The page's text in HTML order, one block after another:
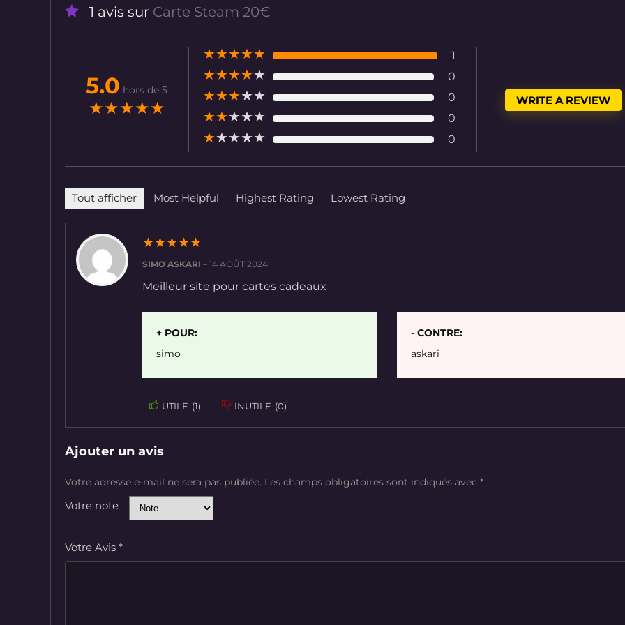
1 avis sur Carte Steam 20€
5.0 hors de 5
★★★★★
★★★★★ 1
★★★★★ 0
★★★★★ 0
★★★★★ 0
★★★★★ 0
WRITE A REVIEW
Tout afficher Most Helpful Highest Rating Lowest Rating
★★★★★
SIMO ASKARI – 14 AOÛT 2024
Meilleur site pour cartes cadeaux
+ POUR:
simo
- CONTRE:
askari
UTILE (1) INUTILE (0)
Ajouter un avis
Votre adresse e-mail ne sera pas publiée. Les champs obligatoires sont indiqués avec *
Votre note
Votre Avis *